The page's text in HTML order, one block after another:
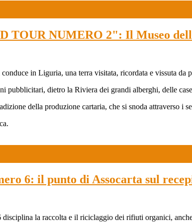
TOUR NUMERO 2": Il Museo
in Liguria, una terra visitata, ricordata e vissuta da
pubblicitari, dietro la Riviera dei grandi alberghi, delle
della produzione cartaria, che si snoda attraverso i
6: il punto di Assocarta sul
la raccolta e il riciclaggio dei rifiuti organici,